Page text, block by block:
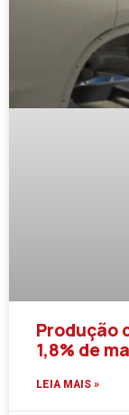
Produção
1,8% de
LEIA MAIS »